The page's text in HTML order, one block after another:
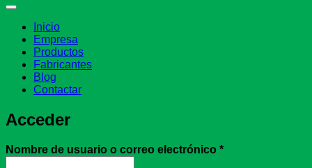
Inicio
Empresa
Productos
Fabricantes
Blog
Contactar
Acceder
Nombre de usuario o correo electrónico *Obligatorio